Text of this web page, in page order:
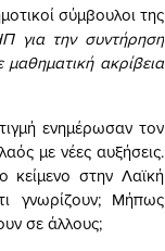
σύμβουλοι της
για την συντήρηση
ακρίβεια
ενημέρωσαν τον
με νέες αυξήσεις.
κείμενο στην Λαϊκή
γνωρίζουν; Μήπως
σε άλλους;